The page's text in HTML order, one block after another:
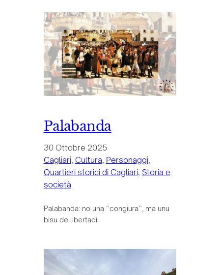
Palabanda
30 Ottobre 2025
Cagliari, Cultura, Personaggi
Quartieri storici di Cagliari, Storia e
società
Palabanda: no una “congiura”, ma unu
bisu de libertadi.